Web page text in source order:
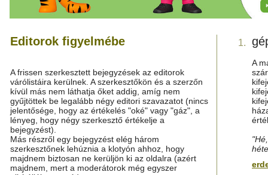
Editorok figyelmébe
A frissen szerkesztett bejegyzések az editorok
várólistáira kerülnek. A szerkesztőkön és a szerzőn
kívül más nem láthatja őket addig, amíg nem
gyűjtöttek be legalább négy editori szavazatot (nincs
jelentősége, hogy az értékelés "oké" vagy "gáz", a
lényeg, hogy négy szerkesztő értékelje a
bejegyzést).
Más részről egy bejegyzést elég három
szerkesztőnek lehúznia a klotyón ahhoz, hogy
majdnem biztosan ne kerüljön ki az oldalra (azért
majdnem, mert a moderátorok még egyszer
1.
A